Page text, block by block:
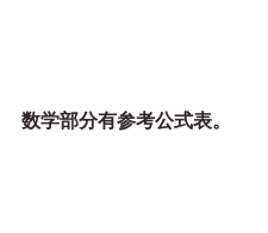
数学部分有参考公式表。